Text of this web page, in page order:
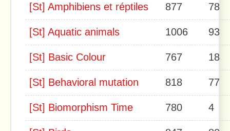
[St] Amphibiens et réptiles 877 78
[St] Aquatic animals 1006 93
[St] Basic Colour 767 18
[St] Behavioral mutation 818 77
[St] Biomorphism Time 780 4